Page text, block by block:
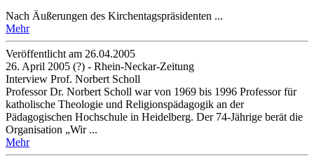
Nach Äußerungen des Kirchentagspräsidenten ...
Mehr
Veröffentlicht am 26­.04.2005
26. April 2005 (?) - Rhein-Neckar-Zeitung
Interview Prof. Norbert Scholl
Professor Dr. Norbert Scholl war von 1969 bis 1996 Professor für
katholische Theologie und Religionspädagogik an der
Pädagogischen Hochschule in Heidelberg. Der 74-Jährige berät die
Organisation „Wir ...
Mehr